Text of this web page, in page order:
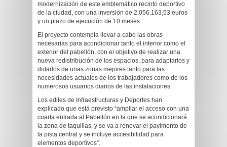
modernización de este emblemático recinto deportivo
de la ciudad, con una inversión de 2.056.163,53 euros
y un plazo de ejecución de 10 meses.
El proyecto contempla llevar a cabo las obras
necesarias para acondicionar tanto el interior como el
exterior del pabellón, con el objetivo de realizar una
nueva redistribución de los espacios, para adaptarlos y
dotarlos de unas zonas mejores tanto para las
necesidades actuales de los trabajadores como de los
numerosos usuarios diarios de las instalaciones.
Los ediles de Infraestructuras y Deportes han
explicado que está previsto “ampliar el acceso con una
cuarta entrada al Pabellón en la que se acondicionará
la zona de taquillas, y se va a renovar el pavimento de
la pista central y se incluye accesibilidad para
elementos deportivos”.